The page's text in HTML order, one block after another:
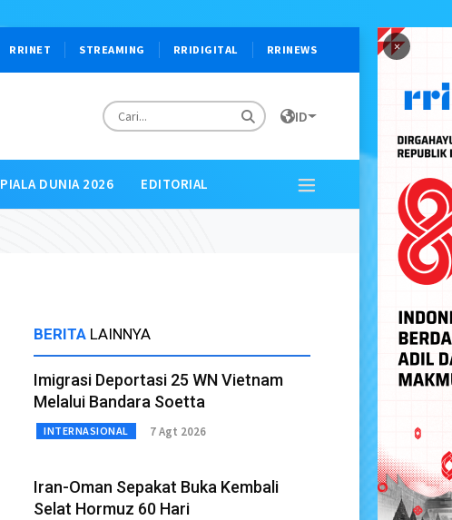
×
RRINET STREAMING RRIDIGITAL RRINEWS
ID
PIALA DUNIA 2026 EDITORIAL
BERITA LAINNYA
Imigrasi Deportasi 25 WN Vietnam
Melalui Bandara Soetta
INTERNASIONAL 7 Agt 2026
Iran-Oman Sepakat Buka Kembali
Selat Hormuz 60 Hari